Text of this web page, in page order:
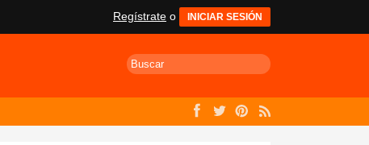
Regístrate o INICIAR SESIÓN